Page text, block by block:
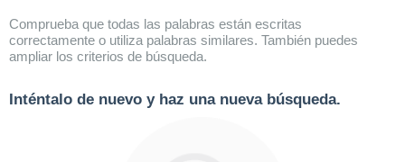
Comprueba que todas las palabras están escritas
correctamente o utiliza palabras similares. También puedes
ampliar los criterios de búsqueda.
Inténtalo de nuevo y haz una nueva búsqueda.